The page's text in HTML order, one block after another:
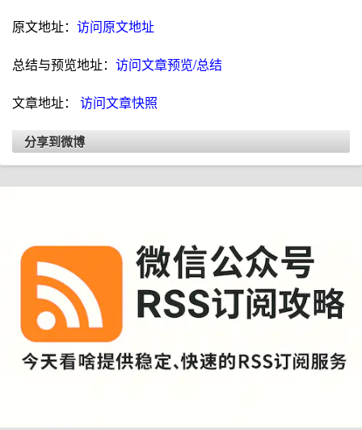
原文地址： 访问原文地址
总结与预览地址： 访问文章预览/总结
文章地址： 访问文章快照
分享到微博